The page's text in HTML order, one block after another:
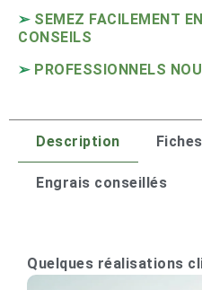
➢ SEMEZ FACILEMENT
CONSEILS
➢ PROFESSIONNELS
Description
Engrais conseillés
Quelques réalisations